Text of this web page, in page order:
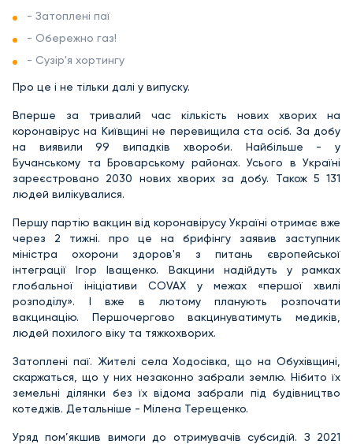
- Затоплені паї
- Обережно газ!
- Сузір'я хортингу
Про це і не тільки далі у випуску.
Вперше за тривалий час кількість нових хворих на
коронавірус на Київщині не перевищила ста осіб. За добу
на виявили 99 випадків хвороби. Найбільше - у
Бучанському та Броварському районах. Усього в Україні
зареєстровано 2030 нових хворих за добу. Також 5 131
людей вилікувалися.
Першу партію вакцин від коронавірусу Україні отримає вже
через 2 тижні. про це на брифінгу заявив заступник
міністра охорони здоров'я з питань європейської
інтеграції Ігор Іващенко. Вакцини надійдуть у рамках
глобальної ініціативи COVAX у межах «першої хвилі
розподілу». І вже в лютому планують розпочати
вакцинацію. Першочергово вакцинуватимуть медиків,
людей похилого віку та тяжкохворих.
Затоплені паї. Жителі села Ходосівка, що на Обухівщині,
скаржаться, що у них незаконно забрали землю. Нібито їх
земельні ділянки без їх відома забрали під будівництво
котеджів. Детальніше - Мілена Терещенко.
Уряд пом’якшив вимоги до отримувачів субсидій. З 2021